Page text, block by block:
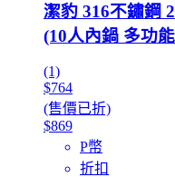
潔豹 316不鏽鋼
(10人內鍋 多功
(1)
$764
(售價已折)
$869
P幣
折扣